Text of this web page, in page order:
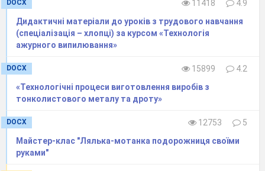
лікувала або щось допомагала дівчинці.
Чорнобривці – щоб головонька не боліла;
Ромашка – заспокоювала серце;
Барвінок – розвивав зір;
Вчитель:
DOCX 11418
4.9
Дидактичні матеріали до уроків з трудового навчання
(спеціалізація – хлопці) за курсом «Технологія
ажурного випилювання»
DOCX 15899
4.2
«Технологічні процеси виготовлення виробів з
тонколистового металу та дроту»
DOCX 12753
5
Майстер-клас "Лялька-мотанка подорожниця своїми
руками"